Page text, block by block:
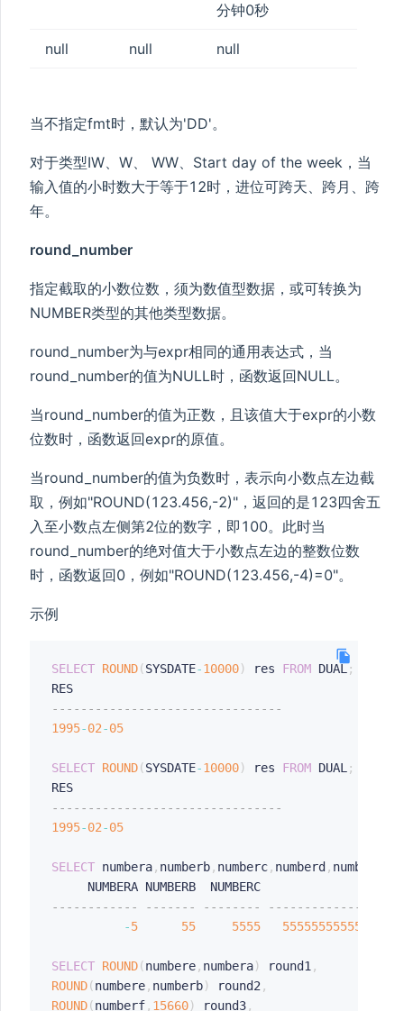
分钟0秒
null null null
当不指定fmt时，默认为'DD'。
对于类型IW、W、 WW、Start day of the week，当
输入值的小时数大于等于12时，进位可跨天、跨月、跨
年。
round_number
指定截取的小数位数，须为数值型数据，或可转换为
NUMBER类型的其他类型数据。
round_number为与expr相同的通用表达式，当
round_number的值为NULL时，函数返回NULL。
当round_number的值为正数，且该值大于expr的小数
位数时，函数返回expr的原值。
当round_number的值为负数时，表示向小数点左边截
取，例如"ROUND(123.456,-2)"，返回的是123四舍五
入至小数点左侧第2位的数字，即100。此时当
round_number的绝对值大于小数点左边的整数位数
时，函数返回0，例如"ROUND(123.456,-4)=0"。
示例
SELECT ROUND(SYSDATE-10000) res FROM DUAL;
--------------------------------
1995-02-05
SELECT ROUND(SYSDATE-10000) res FROM DUAL;
--------------------------------
1995-02-05
SELECT numbera, numberb, numberc, numberd , numbere
------------ ------- --------
-5 55 5555
SELECT ROUND(numbere, numbera) round1,
ROUND(numbere, numberb) round2,
ROUND(numberf, 15660) round3,